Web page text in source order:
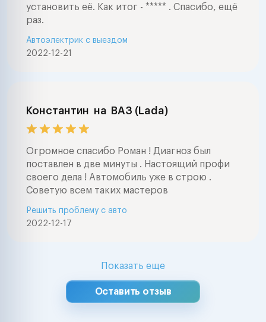
установить её. Как итог - ***** . Спасибо, ещё
раз.
2022-12-21
Автоэлектрик с выездом
Константин на ВАЗ (Lada)
Огромное спасибо Роман ! Диагноз был
поставлен в две минуты . Настоящий профи
своего дела ! Автомобиль уже в строю .
Советую всем таких мастеров
2022-12-17
Решить проблему с авто
Показать еще
Оставить отзыв